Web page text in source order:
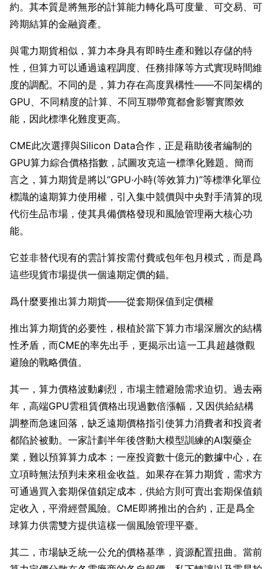
約。其本質是將無形的計算能力轉化爲可度量、可交易、可
跨期結算的金融資產。
與電力期貨相似，算力本身具有即時生產和難以存儲的特
性，但算力可以通過遠程調度、任務排隊等方式實現時間維
度的調配。不同的是，算力存在高度異構性——不同架構的
GPU、不同精度的計算、不同互聯帶寬都會影響實際效
能，因此標準化難度更高。
CME此次選擇與Silicon Data合作，正是藉助後者編制的
GPU算力綜合價格指數，試圖攻克這一標準化難題。簡而
言之，算力期貨是將以“GPU·小時(等效算力)”等標準化單位
標識的遠期算力使用權，引入集中競價與中央對手清算的現
代衍生品市場，使其具備價格發現和風險管理兩大核心功
能。
它並非替代現有的雲計算按需付費或包年包月模式，而是爲
這些現貨市場提供一個遠期定價的錨。
爲什麼要推出算力期貨——從套期保值到定價權
推出算力期貨的必要性，根植於當下算力市場深層次的結構
性矛盾，而CME的率先出手，更揭示出這一工具超越微觀
避險的戰略價值。
其一，算力價格波動劇烈，市場主體避險需求迫切。過去兩
年，高端GPU雲租賃價格出現過數倍漲幅，又因供給結構
調整而急速回落，缺乏遠期價格指引使算力消費者和投資者
都陷於被動。一家計劃半年後啓動大模型訓練的AI製藥企
業，難以預算算力成本；一座投資數十億元的數據中心，在
立項時無法預判未來租金收益。如果存在算力期貨，需求方
可通過買入套期保值鎖定成本，供給方則可賣出套期保值鎖
定收入，平滑經營風險。CME即將推出的合約，正是爲全
球算力供需雙方提供這樣一個風險管理平臺。
其二，市場缺乏統一公允的價格基準，資源配置扭曲。當前